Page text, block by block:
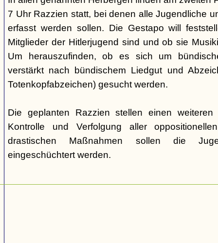
7 Uhr Razzien statt, bei denen alle Jugendliche
erfasst werden sollen. Die Gestapo will
Mitglieder der Hitlerjugend sind und ob sie
Um herauszufinden, ob es sich um
verstärkt nach bündischem Liedgut und
Totenkopfabzeichen) gesucht werden.
Die geplanten Razzien stellen einen weiteren
Kontrolle und Verfolgung aller
drastischen Maßnahmen sollen die
eingeschüchtert werden.